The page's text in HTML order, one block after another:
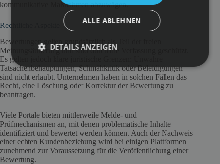
kommunikative Maßnahmen abzuwägen.
Rechtliche Aspekte
Bewertungen gelten grundsätzlich als Teil der freien
Meinungsäußerung und sind durch die Verfassung geschützt.
Es gelten jedoch klare juristische Grenzen: Unwahre
Tatsachenbehauptungen, Schmähkritik oder Beleidigungen
sind nicht erlaubt. Unternehmen haben in solchen Fällen das
Recht, eine Löschung oder Korrektur der Bewertung zu
beantragen.
Viele Portale bieten mittlerweile Melde- und
Prüfmechanismen an, mit denen problematische Inhalte
identifiziert und bewertet werden können. Auch der Nachweis
einer echten Kundenbeziehung wird bei einigen Plattformen
zunehmend zur Voraussetzung für die Veröffentlichung einer
Bewertung.
ALLE ABLEHNEN
DETAILS ANZEIGEN